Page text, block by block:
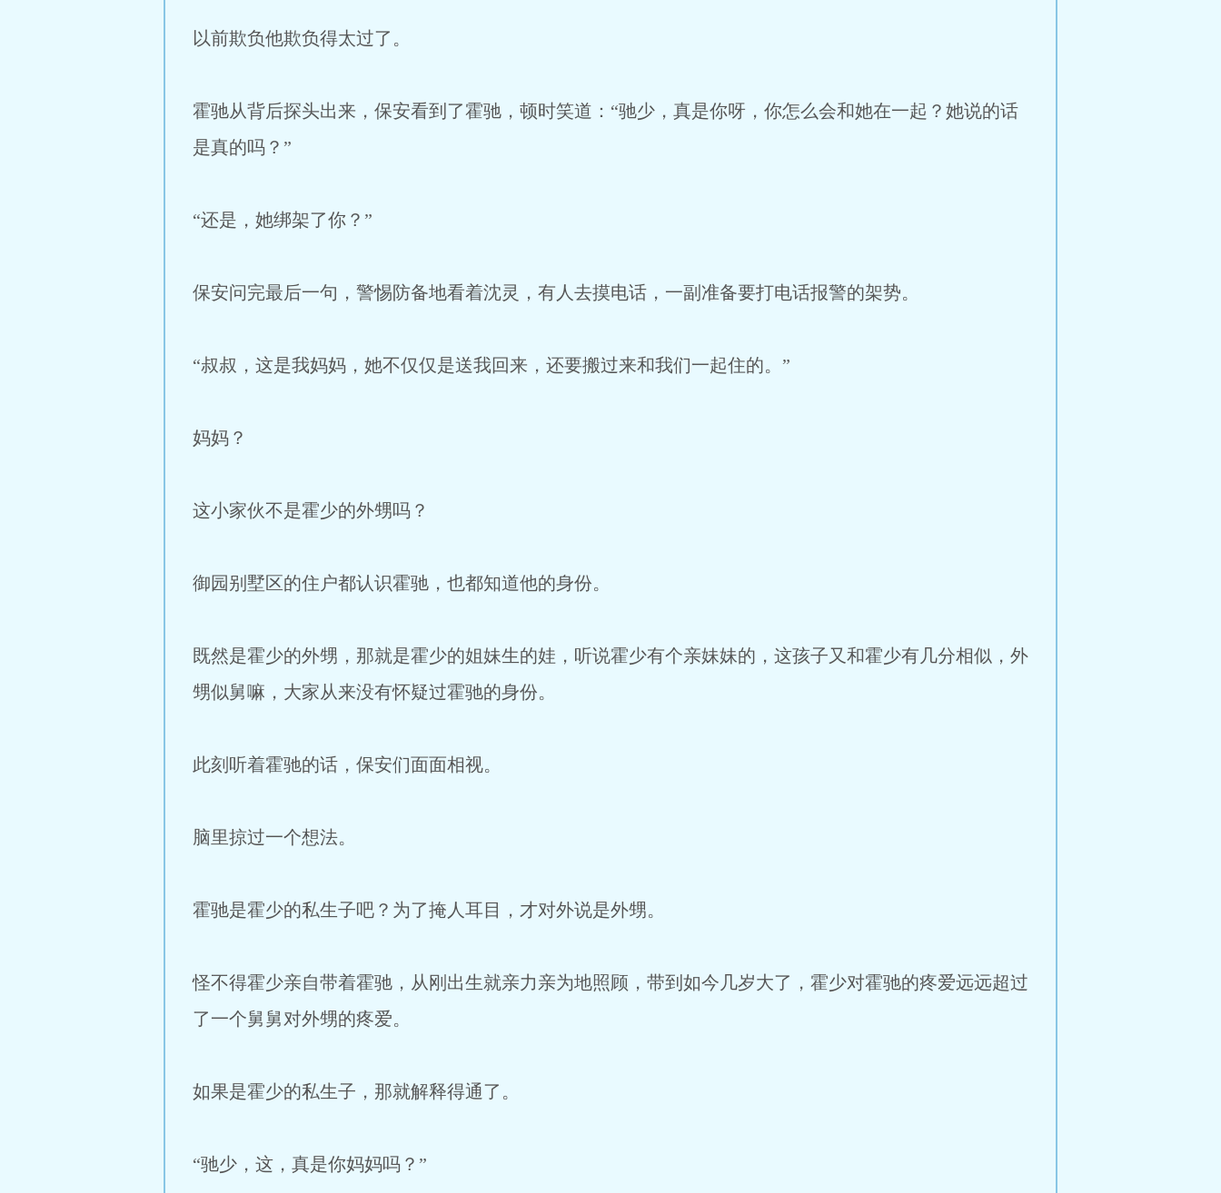
以前欺负他欺负得太过了。
霍驰从背后探头出来，保安看到了霍驰，顿时笑道：“驰少，真是你呀，你怎么会和她在一起？她说的话
是真的吗？”
“还是，她绑架了你？”
保安问完最后一句，警惕防备地看着沈灵，有人去摸电话，一副准备要打电话报警的架势。
“叔叔，这是我妈妈，她不仅仅是送我回来，还要搬过来和我们一起住的。”
妈妈？
这小家伙不是霍少的外甥吗？
御园别墅区的住户都认识霍驰，也都知道他的身份。
既然是霍少的外甥，那就是霍少的姐妹生的娃，听说霍少有个亲妹妹的，这孩子又和霍少有几分相似，外
甥似舅嘛，大家从来没有怀疑过霍驰的身份。
此刻听着霍驰的话，保安们面面相视。
脑里掠过一个想法。
霍驰是霍少的私生子吧？为了掩人耳目，才对外说是外甥。
怪不得霍少亲自带着霍驰，从刚出生就亲力亲为地照顾，带到如今几岁大了，霍少对霍驰的疼爱远远超过
了一个舅舅对外甥的疼爱。
如果是霍少的私生子，那就解释得通了。
“驰少，这，真是你妈妈吗？”